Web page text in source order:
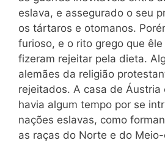
eslava, e assegurado o seu
os tártaros e otomanos.
furioso, e o rito grego que
fizeram rejeitar pela dieta.
alemães da religião
rejeitados. A casa de Áustria
havia algum tempo por se
nações eslavas, como
as raças do Norte e do